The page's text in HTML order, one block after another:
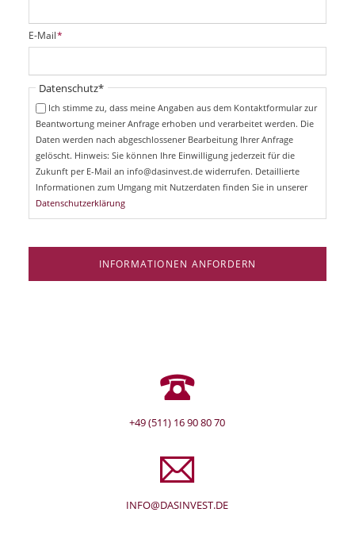
i
c
t
f
P
f
i
E-Mail*
Pflichtfeld
Datenschutz*
Ich stimme zu, dass meine Angaben aus dem Kontaktformular zur
Beantwortung meiner Anfrage erhoben und verarbeitet werden. Die
Daten werden nach abgeschlossener Bearbeitung Ihrer Anfrage
gelöscht. Hinweis: Sie können Ihre Einwilligung jederzeit für die
Zukunft per E-Mail an info@dasinvest.de widerrufen. Detaillierte
Informationen zum Umgang mit Nutzerdaten finden Sie in unserer
Datenschutzerklärung
INFORMATIONEN ANFORDERN
+49 (511) 16 90 80 70
INFO@DASINVEST.DE